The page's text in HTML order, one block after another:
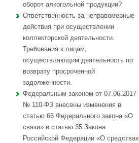
оборот алкогольной продукции?
Ответственность за неправомерные
действия при осуществлении
коллекторской деятельности.
Требования к лицам,
осуществляющим деятельность по
возврату просроченной
задолженности.
Федеральным законом от 07.06.2017
№ 110-ФЗ внесены изменения в
статью 66 Федерального закона «О
связи» и статью 35 Закона
Российской Федерации «О средствах